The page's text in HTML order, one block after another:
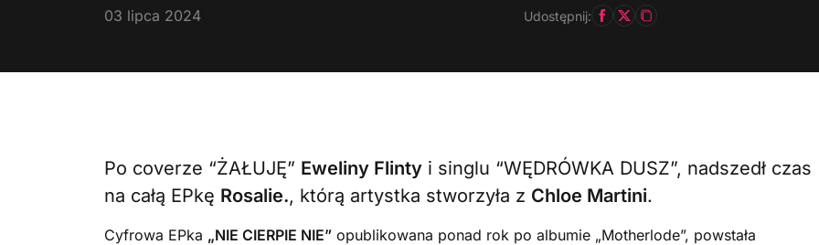
03 lipca 2024 Udostępnij:
Po coverze “ŻAŁUJĘ” Eweliny Flinty i singlu “WĘDRÓWKA DUSZ”, nadszedł czas
na całą EPkę Rosalie., którą artystka stworzyła z Chloe Martini.
Cyfrowa EPka „NIE CIERPIE NIE” opublikowana ponad rok po albumie „Motherlode”, powstała